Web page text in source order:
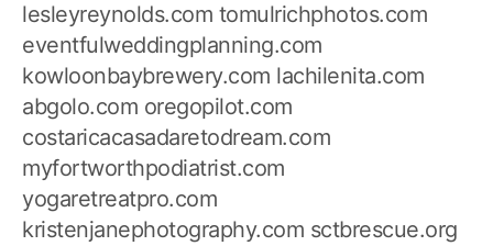
lesleyreynolds.com tomulrichphotos.com
eventfulweddingplanning.com
kowloonbaybrewery.com lachilenita.com
abgolo.com oregopilot.com
costaricacasadaretodream.com
myfortworthpodiatrist.com
yogaretreatpro.com
kristenjanephotography.com sctbrescue.org